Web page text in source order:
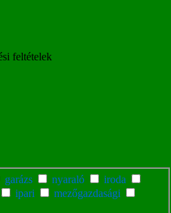
feltételek
garázs nyaraló
iroda
ipari
mezőgazdasági